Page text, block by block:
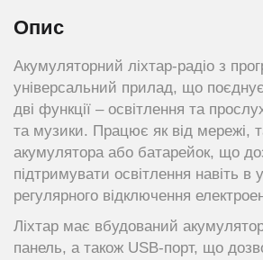
Опис
Акумуляторний ліхтар-радіо з
універсальний прилад, що
дві функції – освітлення та
та музики. Працює як від мережі,
акумулятора або батарейок, що
підтримувати освітлення навіть в
регулярного відключення
Ліхтар має вбудований
панель, а також USB-порт, що